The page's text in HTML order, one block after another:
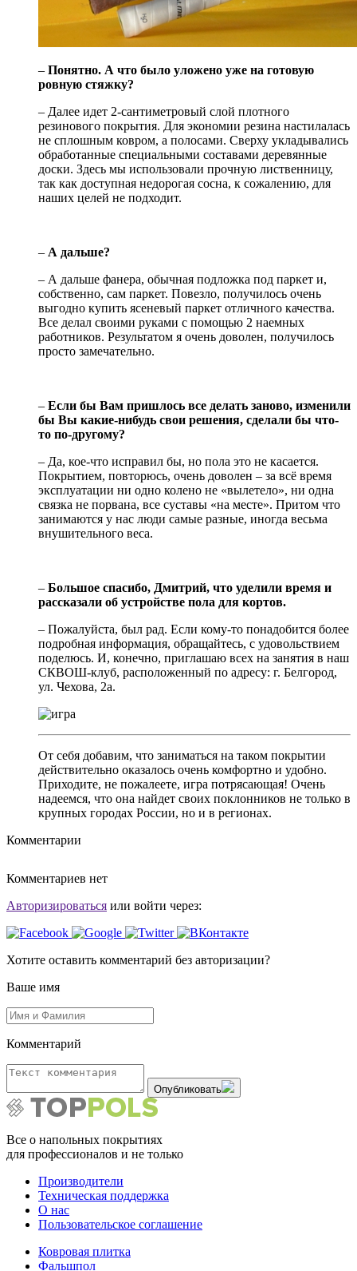
– Понятно. А что было уложено уже на готовую
ровную стяжку?
– Далее идет 2-сантиметровый слой плотного
резинового покрытия. Для экономии резина настилалась
не сплошным ковром, а полосами. Сверху укладывались
обработанные специальными составами деревянные
доски. Здесь мы использовали прочную лиственницу,
так как доступная недорогая сосна, к сожалению, для
наших целей не подходит.
– А дальше?
– А дальше фанера, обычная подложка под паркет и,
собственно, сам паркет. Повезло, получилось очень
выгодно купить ясеневый паркет отличного качества.
Все делал своими руками с помощью 2 наемных
работников. Результатом я очень доволен, получилось
просто замечательно.
– Если бы Вам пришлось все делать заново, изменили
бы Вы какие-нибудь свои решения, сделали бы что-
то по-другому?
– Да, кое-что исправил бы, но пола это не касается.
Покрытием, повторюсь, очень доволен – за всё время
эксплуатации ни одно колено не «вылетело», ни одна
связка не порвана, все суставы «на месте». Притом что
занимаются у нас люди самые разные, иногда весьма
внушительного веса.
– Большое спасибо, Дмитрий, что уделили время и
рассказали об устройстве пола для кортов.
– Пожалуйста, был рад. Если кому-то понадобится более
подробная информация, обращайтесь, с удовольствием
поделюсь. И, конечно, приглашаю всех на занятия в наш
СКВОШ-клуб, расположенный по адресу: г. Белгород,
ул. Чехова, 2а.
От себя добавим, что заниматься на таком покрытии
действительно оказалось очень комфортно и удобно.
Приходите, не пожалеете, игра потрясающая! Очень
надеемся, что она найдет своих поклонников не только в
крупных городах России, но и в регионах.
Комментарии
Комментариев нет
Авторизироваться или войти через:
Хотите оставить комментарий без авторизации?
Ваше имя
Комментарий
Опубликовать
Все о напольных покрытиях
для профессионалов и не только
Производители
Техническая поддержка
О нас
Пользовательское соглашение
Ковровая плитка
Фальшпол